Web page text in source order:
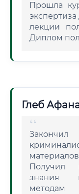
Прошла
лекции
Диплом
Глеб
Получил
знания